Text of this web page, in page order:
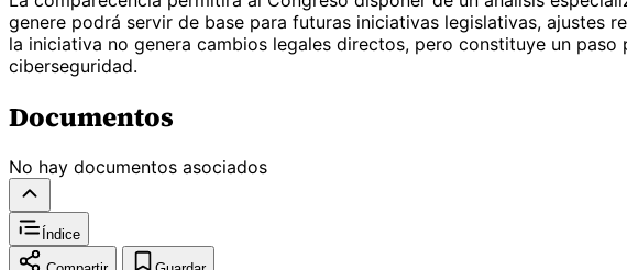
genere podrá servir de base para futuras iniciativas legislativas, ajustes
la iniciativa no genera cambios legales directos, pero constituye un
ciberseguridad.
Documentos
No hay documentos asociados
Índice